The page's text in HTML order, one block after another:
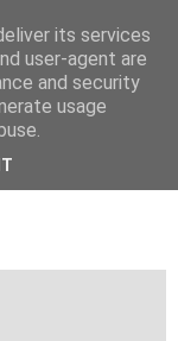
condividere
its services
user-agent are
and security
usage